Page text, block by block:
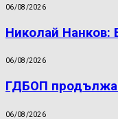
06/08/2026
Николай Нанков:
06/08/2026
ГДБОП
06/08/2026